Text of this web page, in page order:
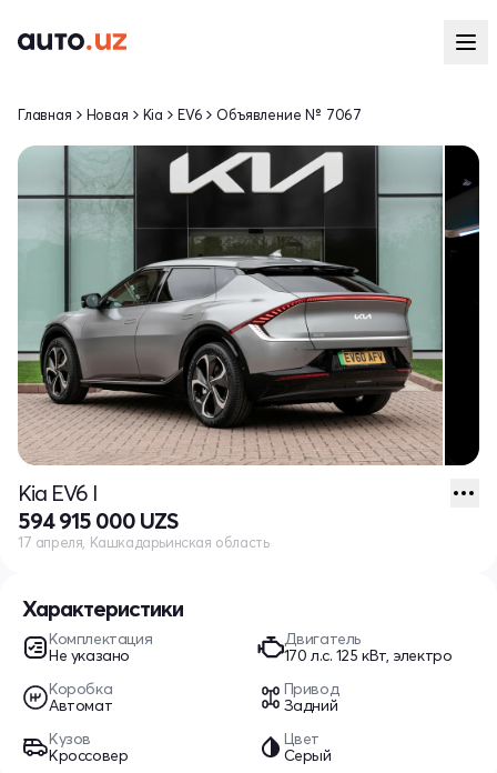
Характеристики
Комплектация
Не указано
Двигатель
170 л.c. 125 кВт, электро
Коробка
Автомат
Привод
Задний
Кузов
Кроссовер
Цвет
Серый
Главная Новая Kia EV6 Объявление № 7067
Kia EV6 I
594 915 000 UZS
17 апреля, Кашкадарьинская область